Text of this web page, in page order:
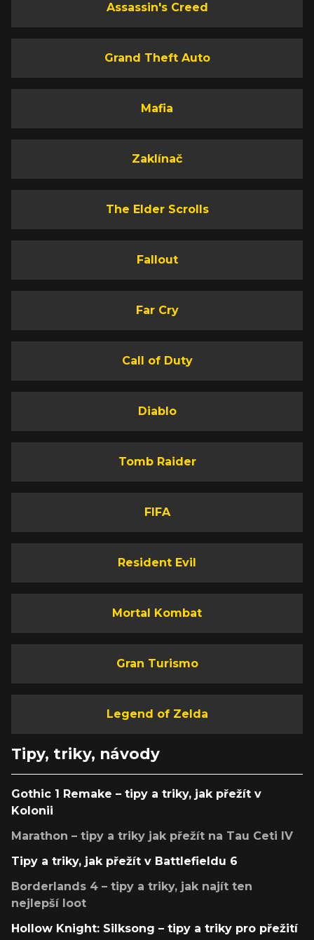
Assassin's Creed
Grand Theft Auto
Mafia
Zaklínač
The Elder Scrolls
Fallout
Far Cry
Call of Duty
Diablo
Tomb Raider
FIFA
Resident Evil
Mortal Kombat
Gran Turismo
Legend of Zelda
Tipy, triky, návody
Gothic 1 Remake – tipy a triky, jak přežít v
Kolonii
Marathon – tipy a triky jak přežít na Tau Ceti IV
Tipy a triky, jak přežít v Battlefieldu 6
Borderlands 4 – tipy a triky, jak najít ten
nejlepší loot
Hollow Knight: Silksong – tipy a triky pro přežití